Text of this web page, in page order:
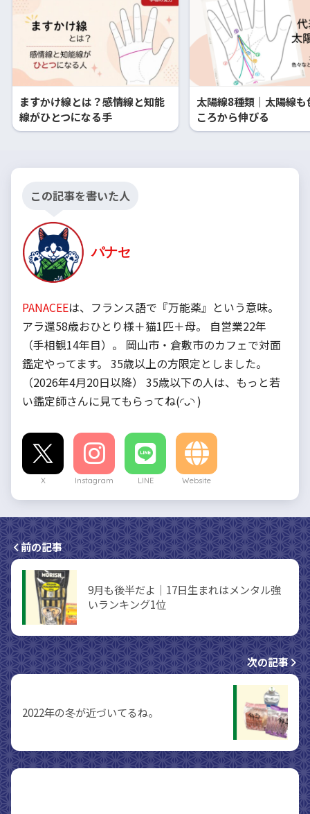
ますかけ線とは？感情線と知能
線がひとつになる手
太陽線8種類｜太陽線も
ころから伸びる
この記事を書いた人
パナセ
PANACEEは、フランス語で『万能薬』という意味。
アラ還58歳おひとり様＋猫1匹＋母。 自営業22年
（手相観14年目）。 岡山市・倉敷市のカフェで対面
鑑定やってます。 35歳以上の方限定としました。
（2026年4月20日以降） 35歳以下の人は、もっと若
い鑑定師さんに見てもらってね(◜ᴗ◝ )
X Instagram LINE Website
前の記事
9月も後半だよ｜17日生まれはメンタル強
いランキング1位
次の記事
2022年の冬が近づいてるね。